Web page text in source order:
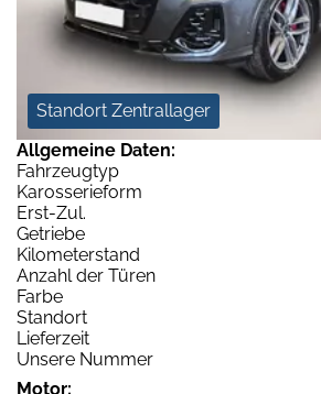
Standort Zentrallager
Allgemeine Daten:
Fahrzeugtyp
Karosserieform
Erst-Zul.
Getriebe
Kilometerstand
Anzahl der Türen
Farbe
Standort
Lieferzeit
Unsere Nummer
Motor: